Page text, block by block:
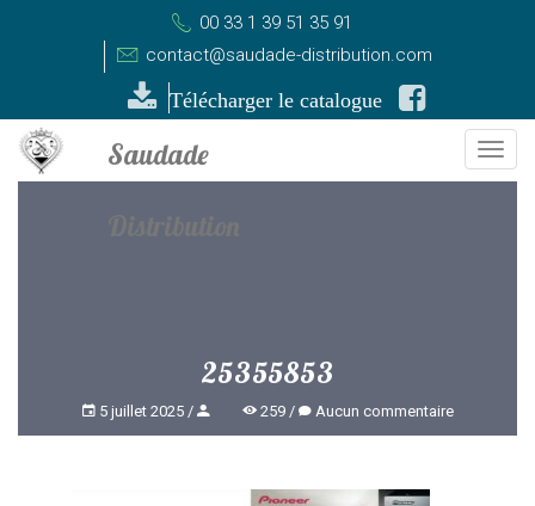
00 33 1 39 51 35 91
contact@saudade-distribution.com
Télécharger le catalogue
25355853
5 juillet 2025 259 Aucun commentaire